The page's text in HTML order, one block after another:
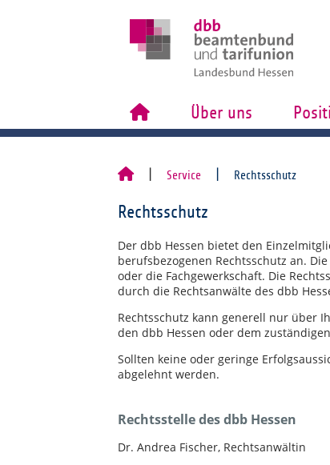
Über uns
Service Rechtsschutz
Rechtsschutz
Der dbb Hessen bietet den
berufsbezogenen Rechtsschutz an.
oder die Fachgewerkschaft. Die
durch die Rechtsanwälte des dbb
Rechtsschutz kann generell nur über
den dbb Hessen oder dem
Sollten keine oder geringe
abgelehnt werden.
Rechtsstelle des dbb Hessen
Dr. Andrea Fischer, Rechtsanwältin